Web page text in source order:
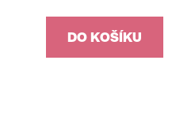
DO KOŠÍKU